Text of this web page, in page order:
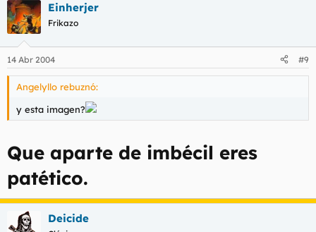
Einherjer
Frikazo
14 Abr 2004 #9
Angelyllo rebuznó:
y esta imagen?
Que aparte de imbécil eres
patético.
Deicide